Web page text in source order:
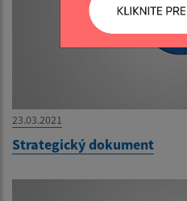
23.03.2021
Strategický dokument